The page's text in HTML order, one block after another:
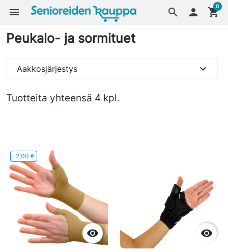
search
menu  shopping_cart
0
Peukalo- ja sormituet
Tuotteita yhteensä 4 kpl.
Aakkosjärjestys expand_more
-2,00 €
 